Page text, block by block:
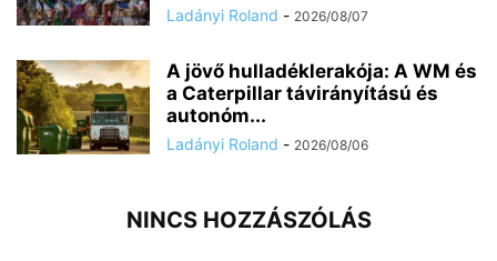
Ladányi Roland - 2026/08/07
A jövő hulladéklerakója: A WM és
a Caterpillar távirányítású és
autonóm...
Ladányi Roland - 2026/08/06
NINCS HOZZÁSZÓLÁS